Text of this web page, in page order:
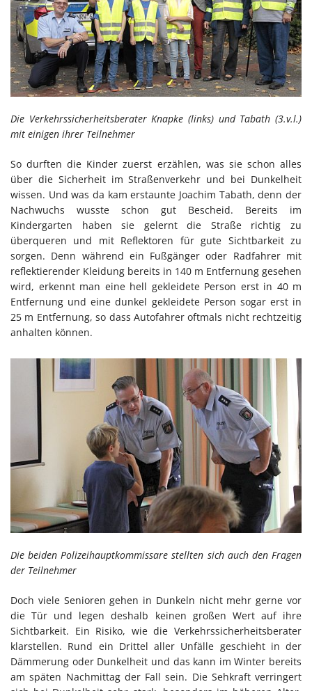
Die Verkehrssicherheitsberater Knapke (links) und Tabath (3.v.l.)
mit einigen ihrer Teilnehmer
So durften die Kinder zuerst erzählen, was sie schon alles
über die Sicherheit im Straßenverkehr und bei Dunkelheit
wissen. Und was da kam erstaunte Joachim Tabath, denn der
Nachwuchs wusste schon gut Bescheid. Bereits im
Kindergarten haben sie gelernt die Straße richtig zu
überqueren und mit Reflektoren für gute Sichtbarkeit zu
sorgen. Denn während ein Fußgänger oder Radfahrer mit
reflektierender Kleidung bereits in 140 m Entfernung gesehen
wird, erkennt man eine hell gekleidete Person erst in 40 m
Entfernung und eine dunkel gekleidete Person sogar erst in
25 m Entfernung, so dass Autofahrer oftmals nicht rechtzeitig
anhalten können.
Die beiden Polizeihauptkommissare stellten sich auch den Fragen
der Teilnehmer
Doch viele Senioren gehen in Dunkeln nicht mehr gerne vor
die Tür und legen deshalb keinen großen Wert auf ihre
Sichtbarkeit. Ein Risiko, wie die Verkehrssicherheitsberater
klarstellen. Rund ein Drittel aller Unfälle geschieht in der
Dämmerung oder Dunkelheit und das kann im Winter bereits
am späten Nachmittag der Fall sein. Die Sehkraft verringert